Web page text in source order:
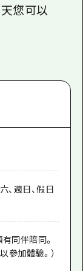
您可以
週日、假日
同伴陪同。
參加體驗。）